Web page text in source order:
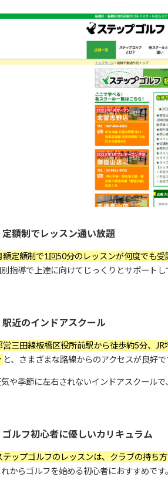
定額制でレッスン通い放題
額定額制で1回50分のレッスンが何度でも受
指導で上達に向けてじっくりとサポートし
駅近のインドアスクール
営三田線板橋区役所前駅から徒歩約5分、
と、さまざまな路線からのアクセスが良好で
や季節に左右されないインドアスクールで
ゴルフ初心者に優しいカリキュラム
テップゴルフのレッスンは、クラブの持ち
れからゴルフを始める初心者におすすめです。